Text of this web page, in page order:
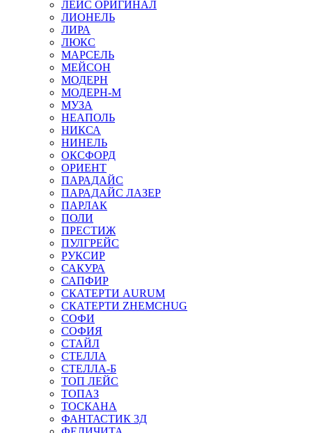
ЛЕЙС ОРИГИНАЛ
ЛИОНЕЛЬ
ЛИРА
ЛЮКС
МАРСЕЛЬ
МЕЙСОН
МОДЕРН
МОДЕРН-М
МУЗА
НЕАПОЛЬ
НИКСА
НИНЕЛЬ
ОКСФОРД
ОРИЕНТ
ПАРАДАЙС
ПАРАДАЙС ЛАЗЕР
ПАРЛАК
ПОЛИ
ПРЕСТИЖ
ПУЛГРЕЙС
РУКСИР
САКУРА
САПФИР
СКАТЕРТИ AURUM
СКАТЕРТИ ZHEMCHUG
СОФИ
СОФИЯ
СТАЙЛ
СТЕЛЛА
СТЕЛЛА-Б
ТОП ЛЕЙС
ТОПАЗ
ТОСКАНА
ФАНТАСТИК 3Д